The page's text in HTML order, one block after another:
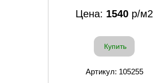
Цена: 1540 р/м2
Купить
Артикул: 105255